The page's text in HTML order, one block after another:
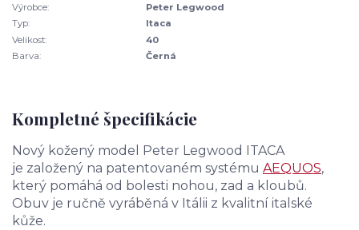
Výrobce:
Peter Legwood
Typ:
Itaca
Velikost:
40
Barva:
Černá
Kompletné špecifikácie
Nový kožený model Peter Legwood ITACA
je založený na patentovaném systému AEQUOS,
který pomáhá od bolesti nohou, zad a kloubů.
Obuv je ručně vyráběná v Itálii z kvalitní italské
kůže.